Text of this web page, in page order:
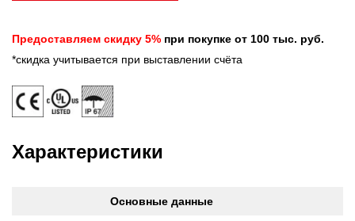
Предоставляем скидку 5% при покупке от 100 тыс. руб.
*скидка учитывается при выставлении счёта
Характеристики
Основные данные